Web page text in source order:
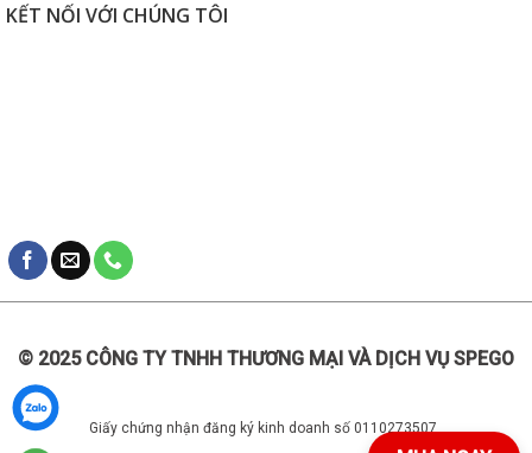
KẾT NỐI VỚI CHÚNG TÔI
© 2025 CÔNG TY TNHH THƯƠNG MẠI VÀ DỊCH VỤ SPEGO
Giấy chứng nhận đăng ký kinh doanh số 0110273507